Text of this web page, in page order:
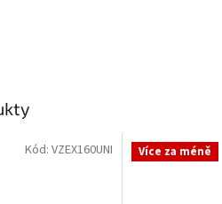
Kód: VZEX160UNI Více za méně